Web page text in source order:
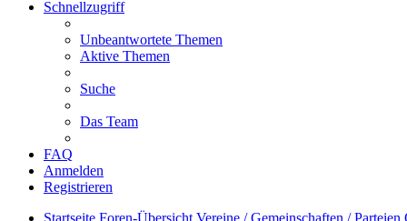
Schnellzugriff
Unbeantwortete Themen
Aktive Themen
Suche
Das Team
FAQ
Anmelden
Registrieren